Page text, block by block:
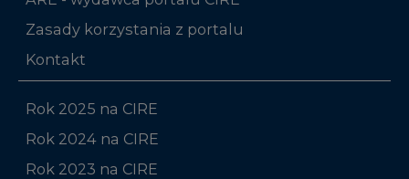
Zasady korzystania z portalu
Kontakt
Rok 2025 na CIRE
Rok 2024 na CIRE
Rok 2023 na CIRE